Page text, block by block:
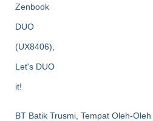
BT Batik Trusmi, Tempat Oleh-